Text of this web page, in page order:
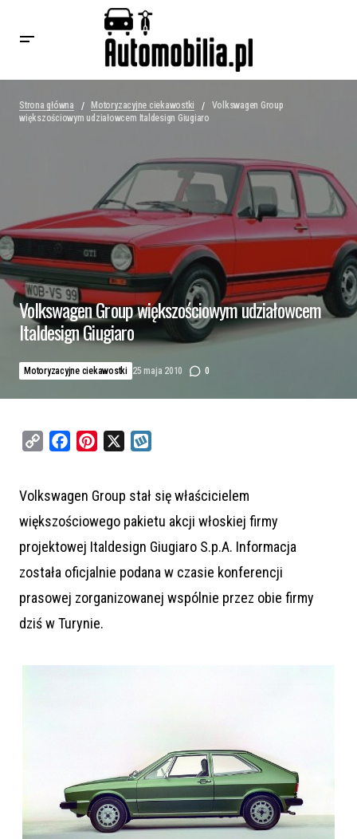
Strona główna Motoryzacyjne ciekawostki
Volkswagen Group
większościowym udziałowcem Italdesign Giugiaro
Volkswagen Group większościowym udziałowcem
Italdesign Giugiaro
Motoryzacyjne ciekawostki 25 maja 2010 0
y
L
i
e
b
o
o
t
e
r
e
t
o
p
Volkswagen Group stał się właścicielem
większościowego pakietu akcji włoskiej firmy
projektowej Italdesign Giugiaro S.p.A. Informacja
została oficjalnie podana w czasie konferencji
prasowej zorganizowanej wspólnie przez obie firmy
dziś w Turynie.